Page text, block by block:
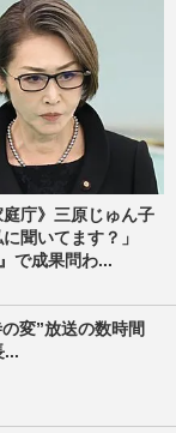
庭庁》️三原じゅん子
聞いてます？」
で成果問わ...
変”放送の数時間
...